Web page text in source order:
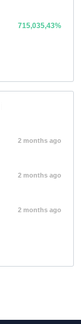
715,035,43%
2 months ago
2 months ago
2 months ago